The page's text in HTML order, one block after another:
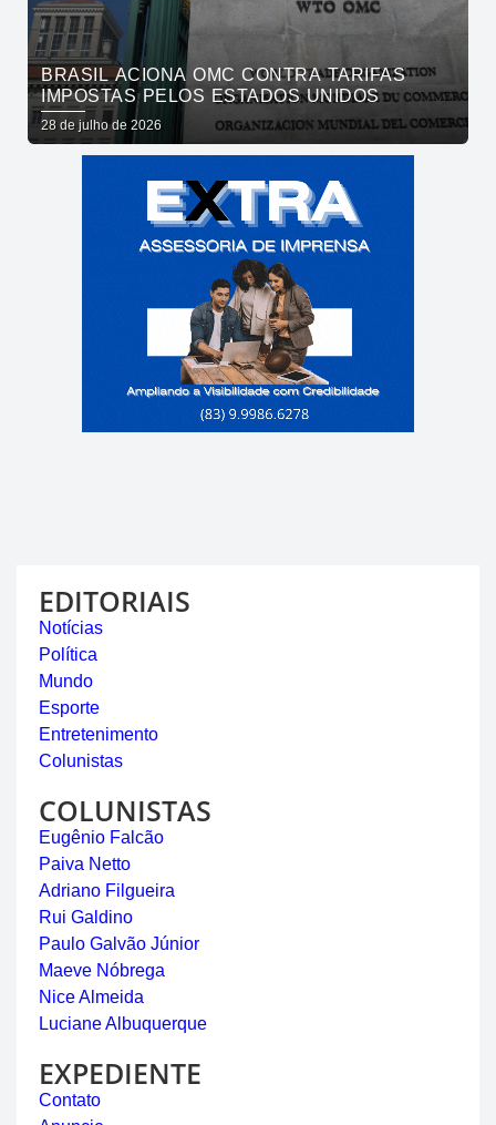
BRASIL ACIONA OMC CONTRA TARIFAS
IMPOSTAS PELOS ESTADOS UNIDOS
28 de julho de 2026
EDITORIAIS
Notícias
Política
Mundo
Esporte
Entretenimento
Colunistas
COLUNISTAS
Eugênio Falcão
Paiva Netto
Adriano Filgueira
Rui Galdino
Paulo Galvão Júnior
Maeve Nóbrega
Nice Almeida
Luciane Albuquerque
EXPEDIENTE
Contato